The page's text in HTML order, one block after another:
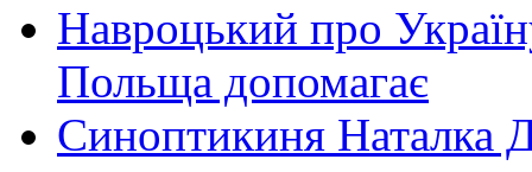
Навроцький про
Польща допомагає
Синоптикиня Наталка